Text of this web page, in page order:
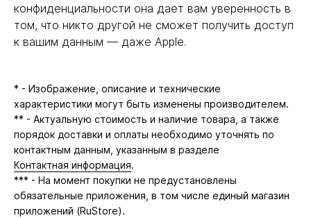
конфиденциальности она дает вам уверенность в
том, что никто другой не сможет получить доступ
к вашим данным — даже Apple.
* - Изображение, описание и технические
характеристики могут быть изменены производителем.
** - Актуальную стоимость и наличие товара, а также
порядок доставки и оплаты необходимо уточнять по
контактным данным, указанным в разделе
Контактная информация.
*** - На момент покупки не предустановлены
обязательные приложения, в том числе единый магазин
приложений (RuStore).